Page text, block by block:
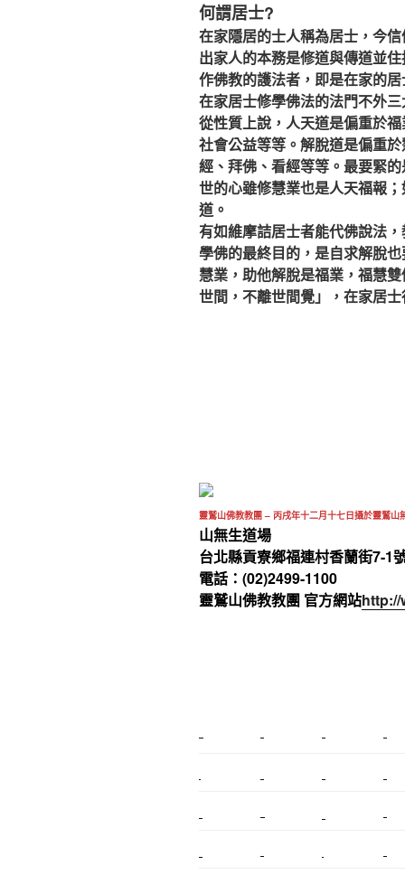
何謂居士?
在家隱居的士人稱為居士，今
出家人的本務是修道與傳道並
作佛教的護法者，即是在家的居
在家居士修學佛法的法門不外
從性質上說，人天道是偏重於
社會公益等等。解脫道是偏重
經、拜佛、看經等等。最要緊
世的心雖修慧業也是人天福報
道。
有如維摩詰居士者能代佛說法
學佛的最終目的，是自求解脫
慧業，助他解脫是福業，福慧
世間，不離世間覺」，在家居
靈鷲山佛教教團 – 丙戌年十二月十七日攝於靈鷲山
山無生道場
台北縣貢寮鄉福連村香蘭街7-1
電話：(02)2499-1100
靈鷲山佛教教團 官方網站http://